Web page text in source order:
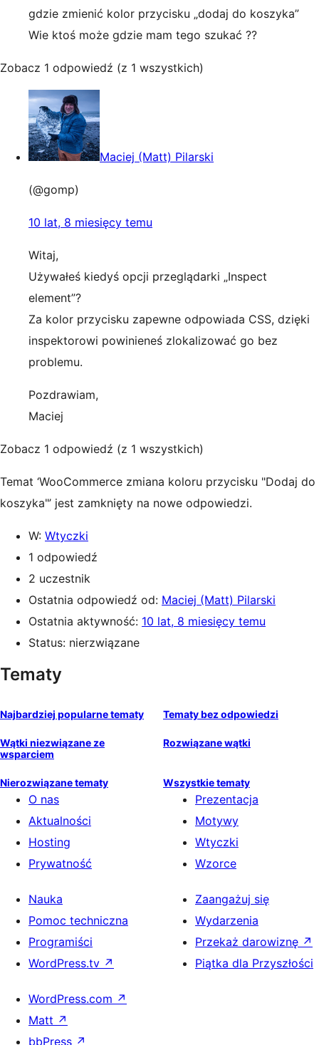
gdzie zmienić kolor przycisku „dodaj do koszyka”
Wie ktoś może gdzie mam tego szukać ??
Zobacz 1 odpowiedź (z 1 wszystkich)
Maciej (Matt) Pilarski
(@gomp)
10 lat, 8 miesięcy temu
Witaj,
Używałeś kiedyś opcji przeglądarki „Inspect
element”?
Za kolor przycisku zapewne odpowiada CSS, dzięki
inspektorowi powinieneś zlokalizować go bez
problemu.
Pozdrawiam,
Maciej
Zobacz 1 odpowiedź (z 1 wszystkich)
Temat ‘WooCommerce zmiana koloru przycisku "Dodaj do
koszyka"’ jest zamknięty na nowe odpowiedzi.
W: Wtyczki
1 odpowiedź
2 uczestnik
Ostatnia odpowiedź od: Maciej (Matt) Pilarski
Ostatnia aktywność: 10 lat, 8 miesięcy temu
Status: nierzwiązane
Tematy
Najbardziej popularne tematy Tematy bez odpowiedzi
Wątki niezwiązane ze
wsparciem
Rozwiązane wątki
Nierozwiązane tematy Wszystkie tematy
O nas
Aktualności
Hosting
Prywatność
Prezentacja
Motywy
Wtyczki
Wzorce
Nauka
Pomoc techniczna
Programiści
WordPress.tv ↗
Zaangażuj się
Wydarzenia
Przekaż darowiznę ↗
Piątka dla Przyszłości
WordPress.com ↗
Matt ↗
bbPress ↗